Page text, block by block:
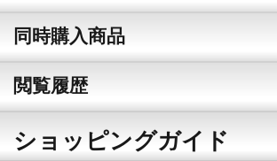
同時購入商品
閲覧履歴
ショッピングガイド